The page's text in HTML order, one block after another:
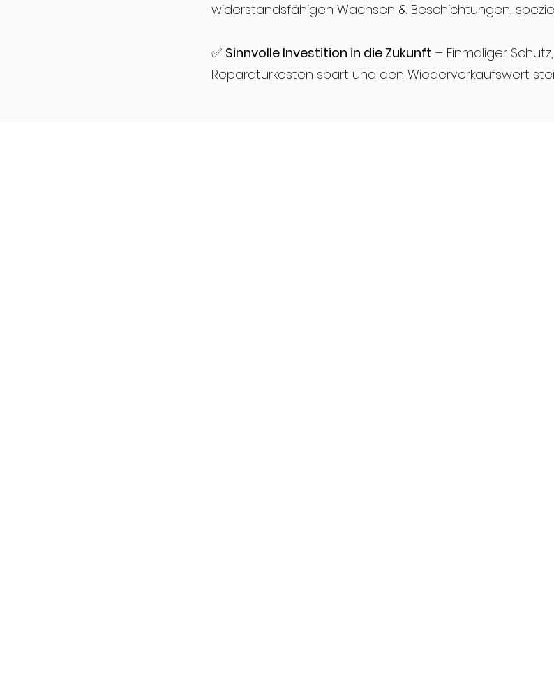
widerstandsfähigen Wachsen & Beschichtungen,
✅ Sinnvolle Investition in die Zukunft – Einmaliger
Reparaturkosten spart und den Wiederverkaufswert